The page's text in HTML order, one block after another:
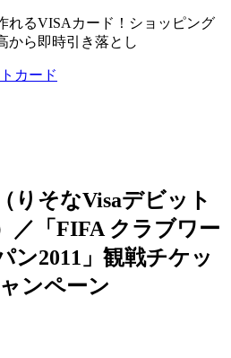
れるVISAカード！ショッピング
から即時引き落とし
カード
りそなVisaデビット
／「FIFA クラブワー
ン2011」観戦チケッ
ンペーン